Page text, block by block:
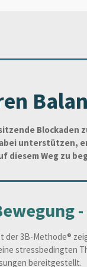
Blockaden
unterstützen,
diesem Weg zu
3B-Methode®
stressbedingten
bereitgestellt.